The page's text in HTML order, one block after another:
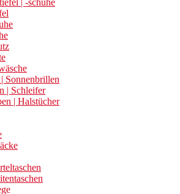
| -schuhe
Sonnenbrillen
| Schleifer
| Halstücher